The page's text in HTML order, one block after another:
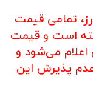
تمامی قیمت
است و قیمت
اعلام می‌شود و
پذیرش این